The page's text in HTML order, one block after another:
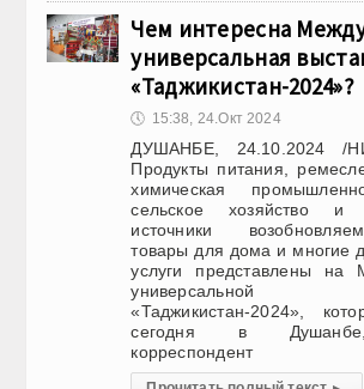
Чем интересна
универсальная
«Таджикистан-2024»?
🕔 15:38, 24.Окт 2024
ДУШАНБЕ, 24.10.2024 /
Продукты питания,
химическая
сельское хозяйство и
источники
товары для дома и многие
услуги представлены на
универсальной
«Таджикистан-2024»,
сегодня в
корреспондент